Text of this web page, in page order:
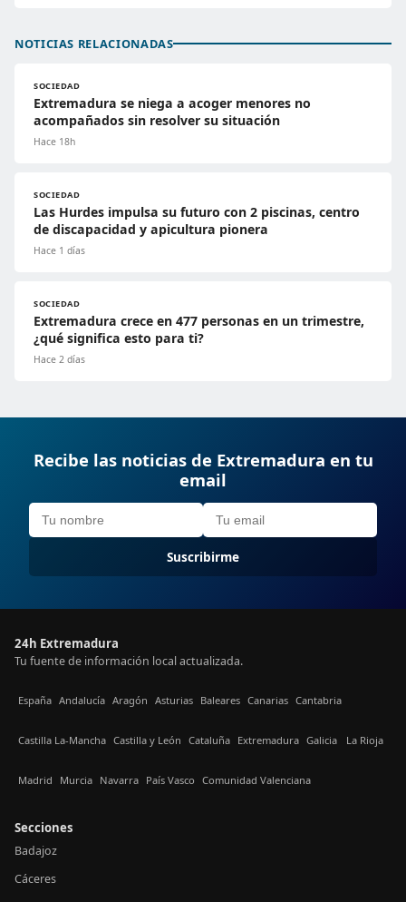
NOTICIAS RELACIONADAS
SOCIEDAD
Extremadura se niega a acoger menores no
acompañados sin resolver su situación
Hace 18h
SOCIEDAD
Las Hurdes impulsa su futuro con 2 piscinas, centro
de discapacidad y apicultura pionera
Hace 1 días
SOCIEDAD
Extremadura crece en 477 personas en un trimestre,
¿qué significa esto para ti?
Hace 2 días
Recibe las noticias de Extremadura en tu
email
Suscribirme
24h Extremadura
Tu fuente de información local actualizada.
España Andalucía Aragón Asturias Baleares Canarias Cantabria
Castilla La-Mancha Castilla y León Cataluña Extremadura Galicia La Rioja
Madrid Murcia Navarra País Vasco Comunidad Valenciana
Secciones
Badajoz
Cáceres